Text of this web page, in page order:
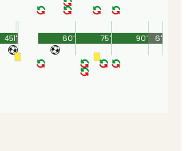
45'1' 90'
60' 75' 6'